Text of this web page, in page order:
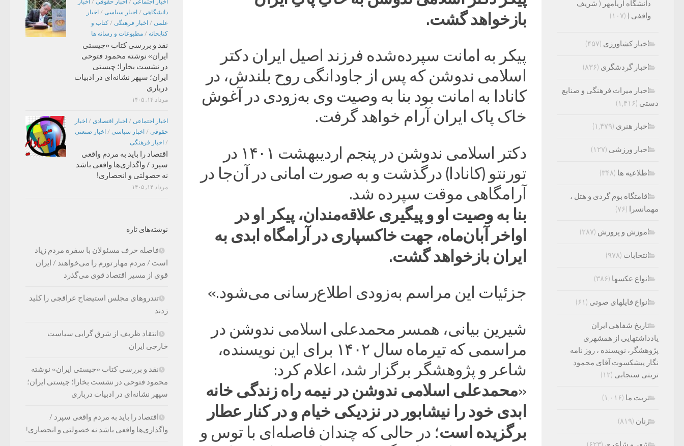
بازخواهد گشت.
پیکر به امانت سپرده‌شده فرزند اصیل ایران دکتر
اسلامی ندوشن که پس از جاودانگی روح بلندش، در
کانادا به امانت بود بنا به وصیت وی به‌زودی در آغوش
خاک پاک ایران آرام خواهد گرفت.
دکتر اسلامی ندوشن در پنجم اردیبهشت ۱۴۰۱ در
تورنتو (کانادا) درگذشت و به صورت امانی در آن‌جا در
آرامگاهی موقت سپرده شد.
بنا به وصیت او و پیگیری علاقه‌مندان، پیکر او در
اواخر آبان‌ماه، جهت خاکسپاری در آرامگاه ابدی به
ایران بازخواهد گشت.
جزئیات این مراسم به‌زودی اطلاع‌رسانی می‌شود.»
شیرین بیانی، همسر محمدعلی اسلامی ندوشن در
مراسمی که تیرماه سال ۱۴۰۲ برای این نویسنده،
شاعر و پژوهشگر برگزار شد، اعلام کرد:
«محمدعلی اسلامی ندوشن در نیمه راه زندگی خانه
ابدی خود را نیشابور در نزدیکی خیام و در کنار عطار
برگزیده است؛ در حالی که چندان فاصله‌ای با توس و
اخبار اجتماعی / اخبار حقوقی / اخبار
دانشگاهی / اخبار سیاسی / اخبار
علمی / اخبار فرهنگی / کتاب و
کتابخانه / مطبوعات و رسانه ها
نقد و بررسی کتاب «چیستی
ایران» نوشته محمود فتوحی
در نشست بخارا؛ چیستی
ایران؛ سپهر نشانه‌ای در ادبیات
درباری
مرداد ۱۴, ۱۴۰۵
اخبار اجتماعی / اخبار اقتصادی / اخبار
حقوقی / اخبار سیاسی / اخبار صنعتی
/ اخبار فرهنگی
اقتصاد را باید به مردم واقعی
سپرد / واگذاری‌ها واقعی باشد
نه خصولتی و انحصاری!
مرداد ۱۴, ۱۴۰۵
نوشته‌های تازه
فاصله حرف مسئولان با سفره مردم زیاد
است / مردم مهار تورم را می‌خواهند / ایران
قوی از مسیر اقتصاد قوی می‌گذرد
تندروهای مجلس استیضاح عراقچی را کلید
زدند
انتقاد ظریف از شرق گرایی سیاست
خارجی ایران
نقد و بررسی کتاب «چیستی ایران» نوشته
محمود فتوحی در نشست بخارا؛ چیستی ایران؛
سپهر نشانه‌ای در ادبیات درباری
اقتصاد را باید به مردم واقعی سپرد /
واگذاری‌ها واقعی باشد نه خصولتی و انحصاری!
دانشگاه آریامهر ( شریف
واقفی ) (۱۰۷)
اخبار کشاورزی (۴۵۷)
اخبار گردشگری (۸۳۶)
اخبار میراث فرهنگی و صنایع
دستی (۱,۴۱۶)
اخبار هنری (۱,۴۷۹)
اخبار ورزشی (۱۲۷)
اطلاعیه ها (۳۴۸)
اقامتگاه بوم گردی و هتل ،
مهمانسرا (۷۶)
اموزش و پرورش (۲۸۷)
انتخابات (۹۷۸)
انواع عکسها (۳۸۶)
انواع فایلهای صوتی (۶۱)
تاریخ شفاهی ایران
یادداشتهایی از همشهری
پژوهشگر، نویسنده ، روز نامه
نگار پیشکسوت آقای محمود
تربتی سنجابی (۱۲)
تربت ما (۱,۰۱۶)
زنان (۸۱۹)